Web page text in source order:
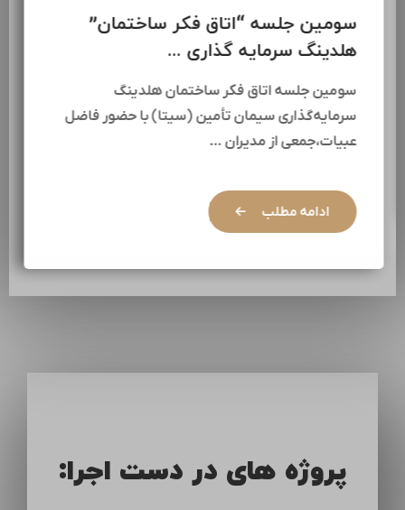
سومین جلسه “اتاق فکر ساختمان”
هلدینگ سرمایه گذاری ...
سومین جلسه اتاق فکر ساختمان هلدینگ
سرمایه‌گذاری سیمان تأمین (سیتا) با حضور فاضل
عبیات،جمعی از مدیران …
ادامه مطلب
پروژه های در دست اجرا: